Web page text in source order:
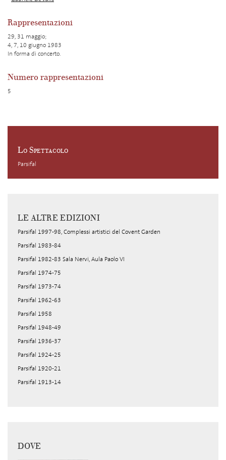
Rappresentazioni
29, 31 maggio;
4, 7, 10 giugno 1983
In forma di concerto.
Numero rappresentazioni
5
Lo Spettacolo
Parsifal
LE ALTRE EDIZIONI
Parsifal 1997-98, Complessi artistici del Covent Garden
Parsifal 1983-84
Parsifal 1982-83 Sala Nervi, Aula Paolo VI
Parsifal 1974-75
Parsifal 1973-74
Parsifal 1962-63
Parsifal 1958
Parsifal 1948-49
Parsifal 1936-37
Parsifal 1924-25
Parsifal 1920-21
Parsifal 1913-14
DOVE